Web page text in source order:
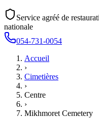
Service agréé de
nationale
054-731-0054
Accueil
›
Cimetières
›
Centre
›
Mikhmoret Cemetery